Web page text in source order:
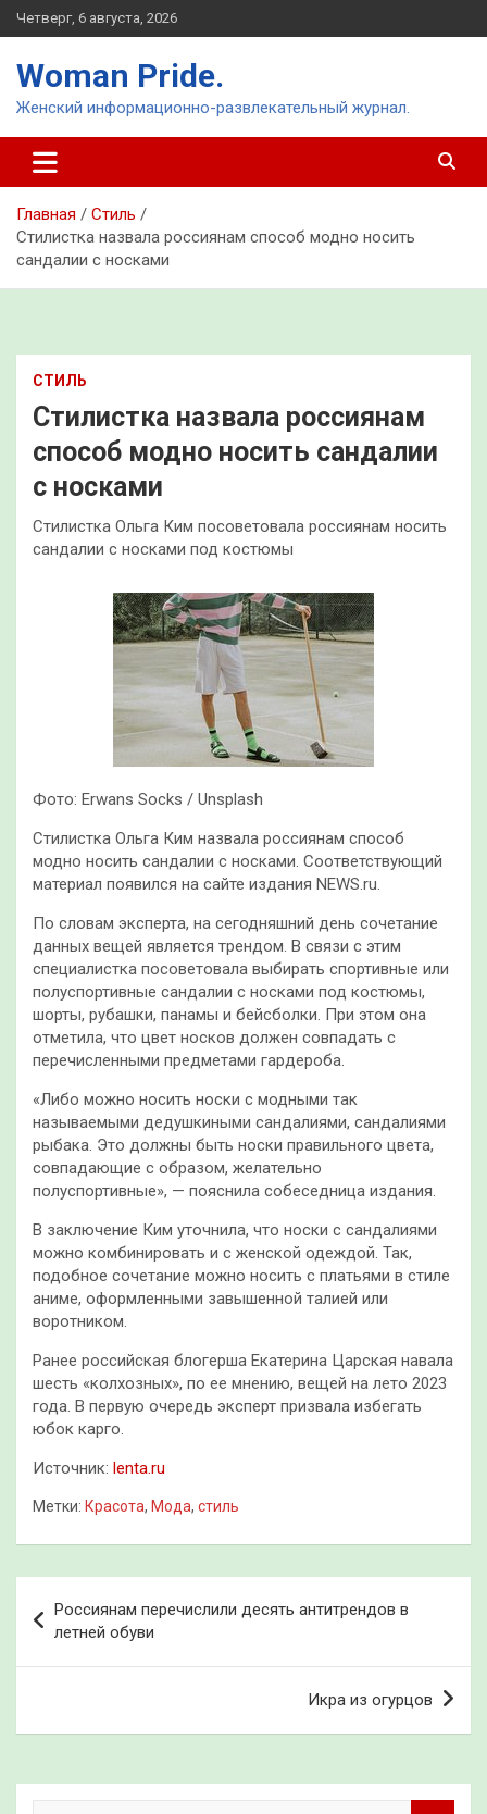
Перейти
к
Четверг, 6 августа, 2026
Woman Pride.
Женский информационно-развлекательный журнал.
Главная
Стиль
Стилистка назвала россиянам способ модно носить
сандалии с носками
СТИЛЬ
Стилистка назвала россиянам
способ модно носить сандалии
с носками
Стилистка Ольга Ким посоветовала россиянам носить
сандалии с носками под костюмы
Фото: Erwans Socks / Unsplash
Стилистка Ольга Ким назвала россиянам способ
модно носить сандалии с носками. Соответствующий
материал появился на сайте издания NEWS.ru.
По словам эксперта, на сегодняшний день сочетание
данных вещей является трендом. В связи с этим
специалистка посоветовала выбирать спортивные или
полуспортивные сандалии с носками под костюмы,
шорты, рубашки, панамы и бейсболки. При этом она
отметила, что цвет носков должен совпадать с
перечисленными предметами гардероба.
«Либо можно носить носки с модными так
называемыми дедушкиными сандалиями, сандалиями
рыбака. Это должны быть носки правильного цвета,
совпадающие с образом, желательно
полуспортивные», — пояснила собеседница издания.
В заключение Ким уточнила, что носки с сандалиями
можно комбинировать и с женской одеждой. Так,
подобное сочетание можно носить с платьями в стиле
аниме, оформленными завышенной талией или
воротником.
Ранее российская блогерша Екатерина Царская навала
шесть «колхозных», по ее мнению, вещей на лето 2023
года. В первую очередь эксперт призвала избегать
юбок карго.
Источник: lenta.ru
Метки: Красота, Мода, стиль
по
записям
Россиянам перечислили десять антитрендов в
летней обуви
Икра из огурцов